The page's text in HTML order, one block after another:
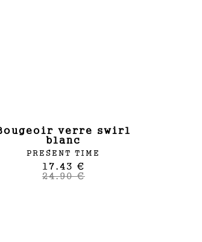
swirl
blanc
PRESENT TIME
17.43 €
24.90 €